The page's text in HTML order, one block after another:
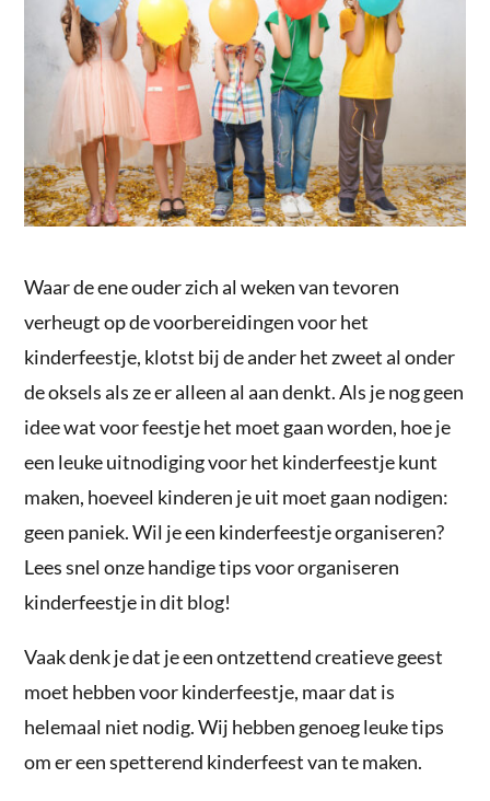
Waar de ene ouder zich al weken van tevoren
verheugt op de voorbereidingen voor het
kinderfeestje, klotst bij de ander het zweet al onder
de oksels als ze er alleen al aan denkt. Als je nog geen
idee wat voor feestje het moet gaan worden, hoe je
een leuke uitnodiging voor het kinderfeestje kunt
maken, hoeveel kinderen je uit moet gaan nodigen:
geen paniek. Wil je een kinderfeestje organiseren?
Lees snel onze handige tips voor organiseren
kinderfeestje in dit blog!
Vaak denk je dat je een ontzettend creatieve geest
moet hebben voor kinderfeestje, maar dat is
helemaal niet nodig. Wij hebben genoeg leuke tips
om er een spetterend kinderfeest van te maken.